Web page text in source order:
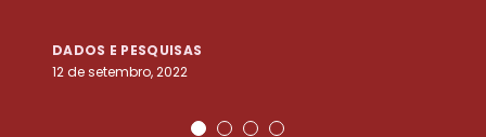
DADOS E PESQUISAS
12 de setembro, 2022